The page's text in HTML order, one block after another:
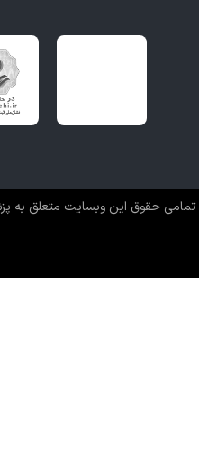
تمامی حقوق این وبسایت متعلق به